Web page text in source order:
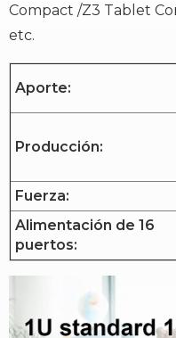
Compact /Z3 Tablet
etc.
Aporte:
Producción:
Fuerza:
Alimentación de 16
puertos: